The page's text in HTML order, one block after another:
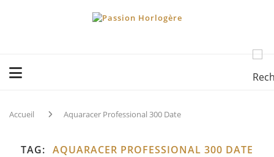
Accueil Aquaracer Professional 300 Date
TAG AQUARACER PROFESSIONAL 300 DATE